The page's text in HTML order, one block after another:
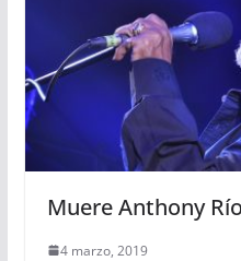
Muere Anthony
4 marzo, 2019